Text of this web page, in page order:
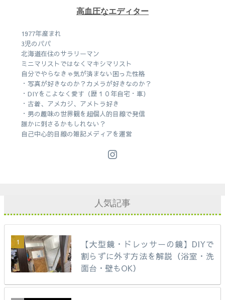
高血圧なエディター
1977年産まれ
3児のパパ
北海道在住のサラリーマン
ミニマリストではなくマキシマリスト
自分でやらなきゃ気が済まない困った性格
・写真が好きなのか？カメラが好きなのか？
・DIYをこよなく愛す（歴１０年自宅・車）
・古着、アメカジ、アメトラ好き
・男の趣味の世界観を超個人的目線で発信
誰かに刺さるかもしれない？
自己中心的目線の雑記メディアを運営
人気記事
【大型鏡・ドレッサーの鏡】DIYで
割らずに外す方法を解説（浴室・洗
面台・壁もOK）